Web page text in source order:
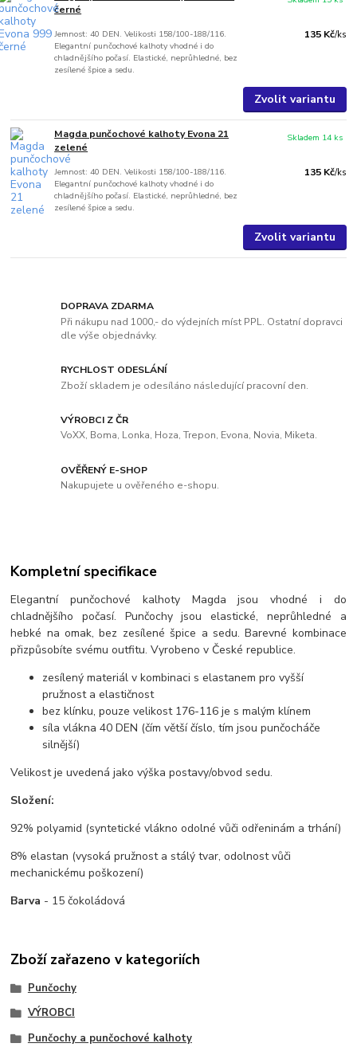
černé
Jemnost: 40 DEN. Velikosti 158/100-188/116.
Elegantní punčochové kalhoty vhodné i do
chladnějšího počasí. Elastické, neprůhledné, bez
zesílené špice a sedu.
135 Kč/ks
Zvolit variantu
Magda punčochové kalhoty Evona 21
zelené
Jemnost: 40 DEN. Velikosti 158/100-188/116.
Elegantní punčochové kalhoty vhodné i do
chladnějšího počasí. Elastické, neprůhledné, bez
zesílené špice a sedu.
135 Kč/ks
Skladem 14 ks
Zvolit variantu
DOPRAVA ZDARMA
Při nákupu nad 1000,- do výdejních míst PPL. Ostatní dopravci
dle výše objednávky.
RYCHLOST ODESLÁNÍ
Zboží skladem je odesíláno následující pracovní den.
VÝROBCI Z ČR
VoXX, Boma, Lonka, Hoza, Trepon, Evona, Novia, Miketa.
OVĚŘENÝ E-SHOP
Nakupujete u ověřeného e-shopu.
Kompletní specifikace
Elegantní punčochové kalhoty Magda jsou vhodné i do
chladnějšího počasí. Punčochy jsou elastické, neprůhledné a
hebké na omak, bez zesílené špice a sedu. Barevné kombinace
přizpůsobíte svému outfitu. Vyrobeno v České republice.
zesílený materiál v kombinaci s elastanem pro vyšší
pružnost a elastičnost
bez klínku, pouze velikost 176-116 je s malým klínem
síla vlákna 40 DEN (čím větší číslo, tím jsou punčocháče
silnější)
Velikost je uvedená jako výška postavy/obvod sedu.
Složení:
92% polyamid (syntetické vlákno odolné vůči odřeninám a trhání)
8% elastan (vysoká pružnost a stálý tvar, odolnost vůči
mechanickému poškození)
Barva - 15 čokoládová
Zboží zařazeno v kategoriích
Punčochy
VÝROBCI
Punčochy a punčochové kalhoty